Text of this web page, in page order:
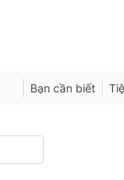
Bạn cần biết